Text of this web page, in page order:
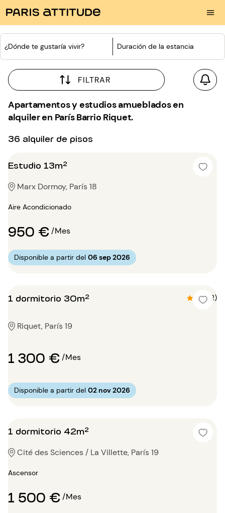
¿Dónde te gustaría vivir? Duración de la estancia
FILTRAR
Apartamentos y estudios amueblados en
alquiler en París Barrio Riquet.
36 alquiler de pisos
Estudio 13m²
Marx Dormoy, París 18
Aire Acondicionado
950 €/Mes
Disponible a partir del 06 sep 2026
1 dormitorio 30m² 4.5 (2)
Riquet, París 19
1 300 €/Mes
Disponible a partir del 02 nov 2026
1 dormitorio 42m²
Cité des Sciences / La Villette, París 19
Ascensor
1 500 €/Mes